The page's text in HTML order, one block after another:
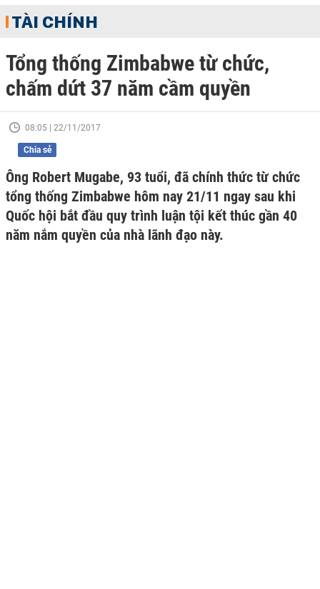
TÀI CHÍNH
Tổng thống Zimbabwe từ chức,
chấm dứt 37 năm cầm quyền
08:05 | 22/11/2017
Chia sẻ
Ông Robert Mugabe, 93 tuổi, đã chính thức từ chức
tổng thống Zimbabwe hôm nay 21/11 ngay sau khi
Quốc hội bắt đầu quy trình luận tội kết thúc gần 40
năm nắm quyền của nhà lãnh đạo này.